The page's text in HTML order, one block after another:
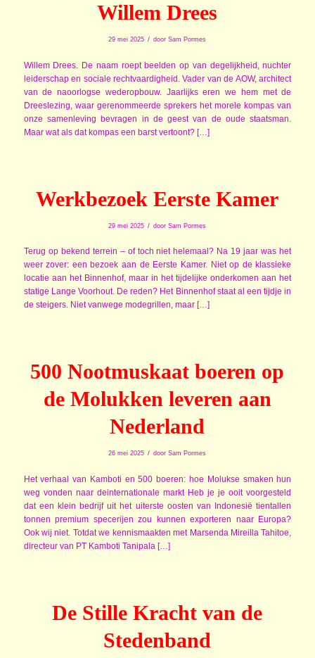
Willem Drees
29 mei 2025 / doorSam Pormes
Willem Drees. De naam roept beelden op van degelijkheid, nuchter
leiderschap en sociale rechtvaardigheid. Vader van de AOW, architect
van de naoorlogse wederopbouw. Jaarlijks eren we hem met de
Dreeslezing, waar gerenommeerde sprekers het morele kompas van
onze samenleving bevragen in de geest van de oude staatsman.
Maar wat als dat kompas een barst vertoont? […]
Werkbezoek Eerste Kamer
29 mei 2025 / doorSam Pormes
Terug op bekend terrein – of toch niet helemaal? Na 19 jaar was het
weer zover: een bezoek aan de Eerste Kamer. Niet op de klassieke
locatie aan het Binnenhof, maar in het tijdelijke onderkomen aan het
statige Lange Voorhout. De reden? Het Binnenhof staat al een tijdje in
de steigers. Niet vanwege modegrillen, maar […]
500 Nootmuskaat boeren op
de Molukken leveren aan
Nederland
26 mei 2025 / doorSam Pormes
Het verhaal van Kamboti en 500 boeren: hoe Molukse smaken hun
weg vonden naar deinternationale markt Heb je je ooit voorgesteld
dat een klein bedrijf uit het uiterste oosten van Indonesië tientallen
tonnen premium specerijen zou kunnen exporteren naar Europa?
Ook wij niet. Totdat we kennismaakten met Marsenda Mireilla Tahitoe,
directeur van PT Kamboti Tanipala […]
De Stille Kracht van de
Stedenband